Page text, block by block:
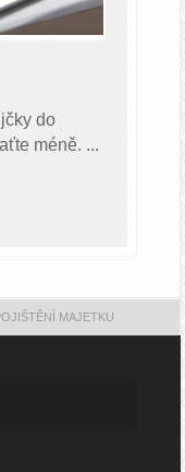
do
méně. ...
MAJETKU